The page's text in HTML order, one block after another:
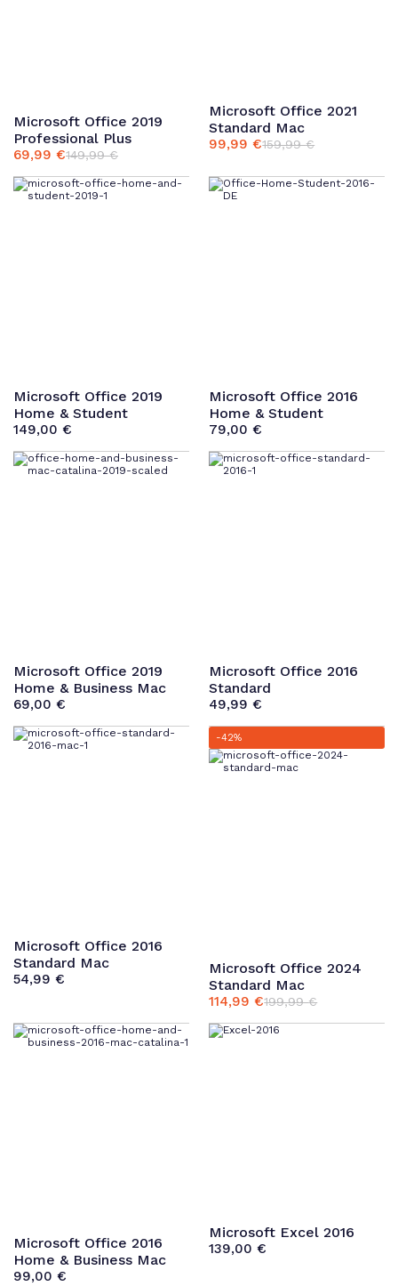
Microsoft Office 2019
Professional Plus
149,99€
Ursprünglicher
Preis
war:
69,99 €
Aktueller
Preis
ist:
Microsoft Office 2021
Standard Mac
159,99€
Ursprünglicher
war:
159,99 €
99,99€
Aktueller
ist:
99,99 €.
Microsoft Office 2019
Home & Student
149,00 €
Microsoft Office 2016
Home & Student
79,00€
Microsoft Office 2019
Home & Business Mac
69,00 €
Microsoft Office 2016
Standard
49,99€
Microsoft Office 2016
Standard Mac
54,99 €
-42%
Microsoft Office 2024
Standard Mac
199,99€
Ursprünglicher
Preis
war:
114,99€
Aktueller
Preis
ist:
Microsoft Office 2016
Home & Business Mac
99,00 €
Microsoft Excel 2016
139,00€